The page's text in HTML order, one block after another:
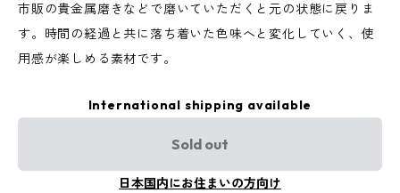
市販の貴金属磨きなどで磨いていただくと元の状態に戻りま
す。時間の経過と共に落ち着いた色味へと変化していく、使
用感が楽しめる素材です。
International shipping available
Sold out
日本国内にお住まいの方向け